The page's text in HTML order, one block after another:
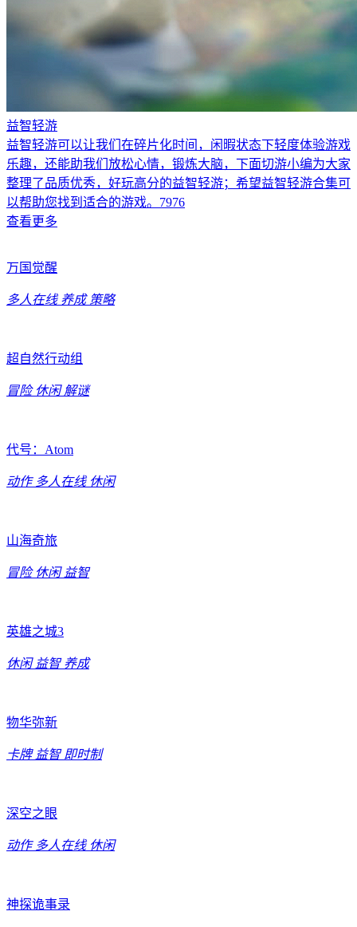
益智轻游
益智轻游可以让我们在碎片化时间，闲暇状态下轻度体验游戏
乐趣，还能助我们放松心情，锻炼大脑，下面切游小编为大家
整理了品质优秀，好玩高分的益智轻游；希望益智轻游合集可
以帮助您找到适合的游戏。7976
查看更多
万国觉醒
多人在线 养成 策略
超自然行动组
冒险 休闲 解谜
代号：Atom
动作 多人在线 休闲
山海奇旅
冒险 休闲 益智
英雄之城3
休闲 益智 养成
物华弥新
卡牌 益智 即时制
深空之眼
动作 多人在线 休闲
神探诡事录